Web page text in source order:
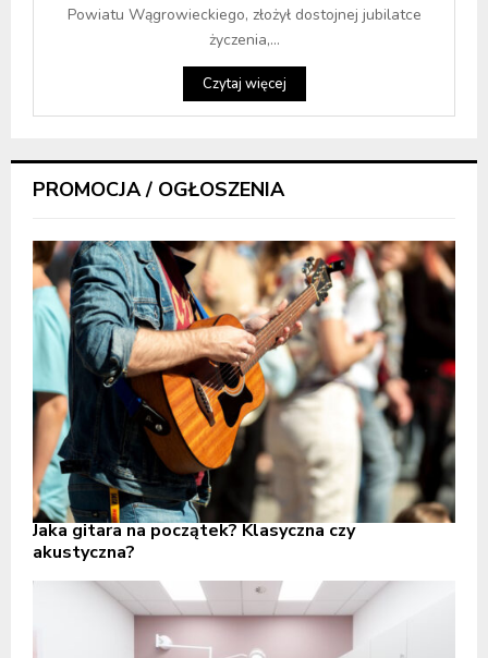
Powiatu Wągrowieckiego, złożył dostojnej jubilatce
życzenia,...
Czytaj więcej
PROMOCJA / OGŁOSZENIA
Jaka gitara na początek? Klasyczna czy
akustyczna?